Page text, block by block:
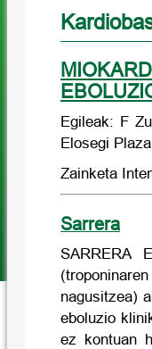
Egileak: F
Elosegi Plaza
Zainketa
Sarrera
SARRERA
nagusitzea)
eboluzio
ez kontuan